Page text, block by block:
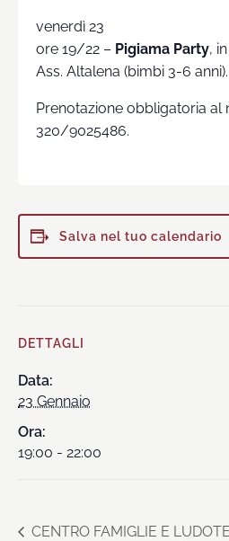
venerdì 23
ore 19/22 – Pigiama Party,
Ass. Altalena (bimbi 3-6 anni).
Prenotazione obbligatoria al
320/9025486.
Salva nel tuo calendario
DETTAGLI
Data:
23 Gennaio
Ora:
19:00 - 22:00
CENTRO FAMIGLIE E